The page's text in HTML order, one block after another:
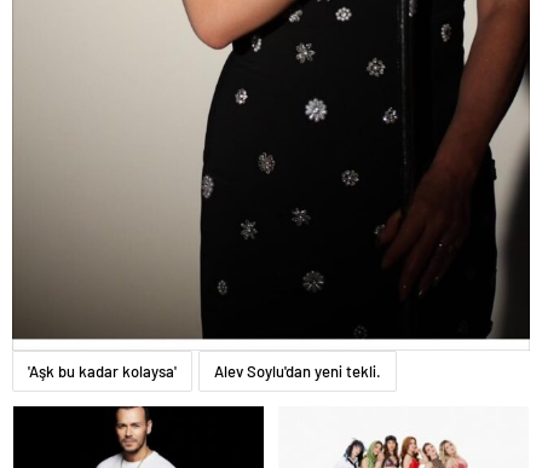
'Aşk bu kadar kolaysa' Alev Soylu'dan yeni tekli.